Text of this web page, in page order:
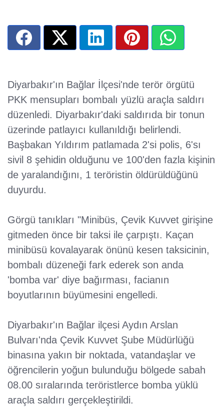
Diyarbakır'ın Bağlar İlçesi'nde terör örgütü
PKK mensupları bombalı yüzlü araçla saldırı
düzenledi. Diyarbakır'daki saldırıda bir tonun
üzerinde patlayıcı kullanıldığı belirlendi.
Başbakan Yıldırım patlamada 2'si polis, 6'sı
sivil 8 şehidin olduğunu ve 100'den fazla kişinin
de yaralandığını, 1 teröristin öldürüldüğünü
duyurdu.
Görgü tanıkları "Minibüs, Çevik Kuvvet girişine
gitmeden önce bir taksi ile çarpıştı. Kaçan
minibüsü kovalayarak önünü kesen taksicinin,
bombalı düzeneği fark ederek son anda
'bomba var' diye bağırması, facianın
boyutlarının büyümesini engelledi.
Diyarbakır'ın Bağlar ilçesi Aydın Arslan
Bulvarı'nda Çevik Kuvvet Şube Müdürlüğü
binasına yakın bir noktada, vatandaşlar ve
öğrencilerin yoğun bulunduğu bölgede sabah
08.00 sıralarında teröristlerce bomba yüklü
araçla saldırı gerçekleştirildi.